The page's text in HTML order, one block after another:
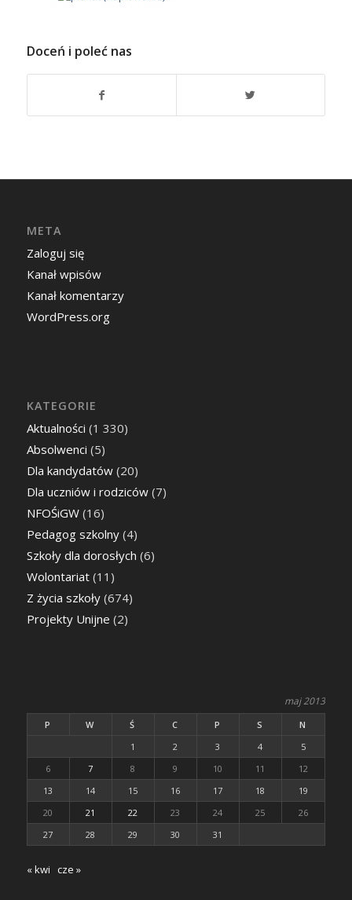
Doceń i poleć nas
META
Zaloguj się
Kanał wpisów
Kanał komentarzy
WordPress.org
KATEGORIE
Aktualności (1 330)
Absolwenci (5)
Dla kandydatów(20)
Dla uczniów i rodziców(7)
NFOŚiGW(16)
Pedagog szkolny(4)
Szkoły dla dorosłych (6)
Wolontariat(11)
Z życia szkoły(674)
Projekty Unijne (2)
maj 2013
P W Ś C P S
N
1
2 3 4
5
6
7 8 9 10 11
12
13
14 15 16 17 18
19
20
21 22 23 24 25
26
27
28 29 30 31
« kwi cze »